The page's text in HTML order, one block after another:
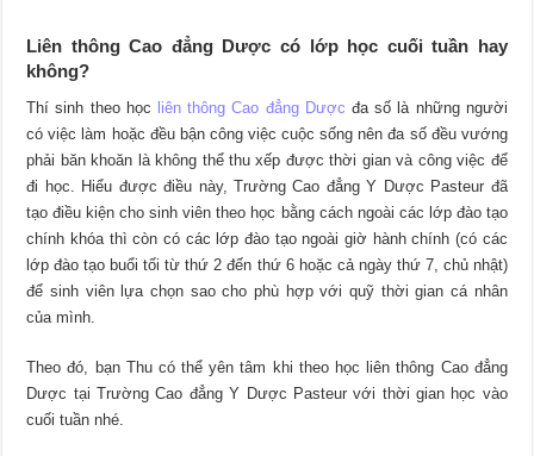
Liên thông Cao đẳng Dược có lớp học cuối tuần hay
không?
Thí sinh theo học liên thông Cao đẳng Dược đa số là những người
có việc làm hoặc đều bận công việc cuộc sống nên đa số đều vướng
phải băn khoăn là không thể thu xếp được thời gian và công việc để
đi học. Hiểu được điều này, Trường Cao đẳng Y Dược Pasteur đã
tạo điều kiện cho sinh viên theo học bằng cách ngoài các lớp đào tạo
chính khóa thì còn có các lớp đào tạo ngoài giờ hành chính (có các
lớp đào tạo buổi tối từ thứ 2 đến thứ 6 hoặc cả ngày thứ 7, chủ nhật)
để sinh viên lựa chọn sao cho phù hợp với quỹ thời gian cá nhân
của mình.
Theo đó, bạn Thu có thể yên tâm khi theo học liên thông Cao đẳng
Dược tại Trường Cao đẳng Y Dược Pasteurvới thời gian học vào
cuối tuần nhé.